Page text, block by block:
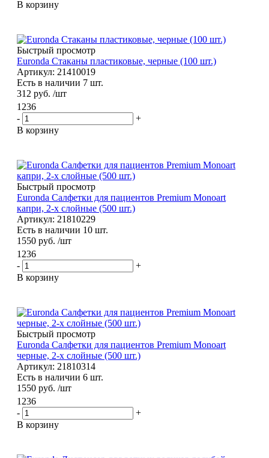
В корзину
Быстрый просмотр
Euronda Стаканы пластиковые, черные (100 шт.)
Артикул: 21410019
Есть в наличии 7 шт.
312 руб. /шт
1236
-
+
В корзину
Быстрый просмотр
Euronda Салфетки для пациентов Premium Monoart
капри, 2-х слойные (500 шт.)
Артикул: 21810229
Есть в наличии 10 шт.
1550 руб. /шт
1236
-
+
В корзину
Быстрый просмотр
Euronda Салфетки для пациентов Premium Monoart
черные, 2-х слойные (500 шт.)
Артикул: 21810314
Есть в наличии 6 шт.
1550 руб. /шт
1236
-
+
В корзину